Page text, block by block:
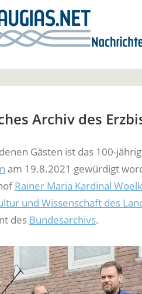
Archiv des
Gästen ist das 100-
am 19.8.2021 gewürdigt
Rainer Maria Kardinal
und Wissenschaft des
des Bundesarchivs.